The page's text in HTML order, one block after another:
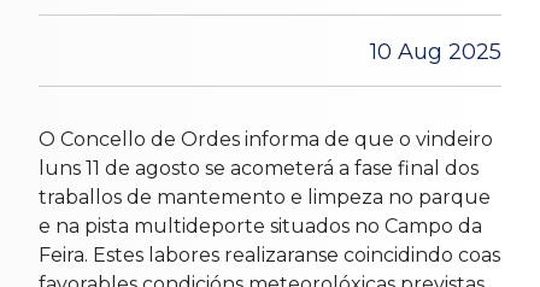
10 Aug 2025
O Concello de Ordes informa de que o vindeiro
luns 11 de agosto se acometerá a fase final dos
traballos de mantemento e limpeza no parque
e na pista multideporte situados no Campo da
Feira. Estes labores realizaranse coincidindo coas